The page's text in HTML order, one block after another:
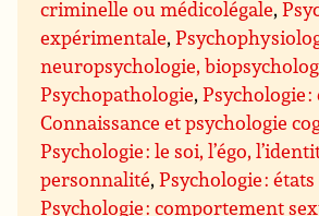
criminelle ou médicolégale,
expérimentale,
neuropsychologie,
Psychopathologie,Psychologie
Connaissance et psychologie
Psychologie : le soi, l’égo,
personnalité,Psychologie :
Psychologie : comportement